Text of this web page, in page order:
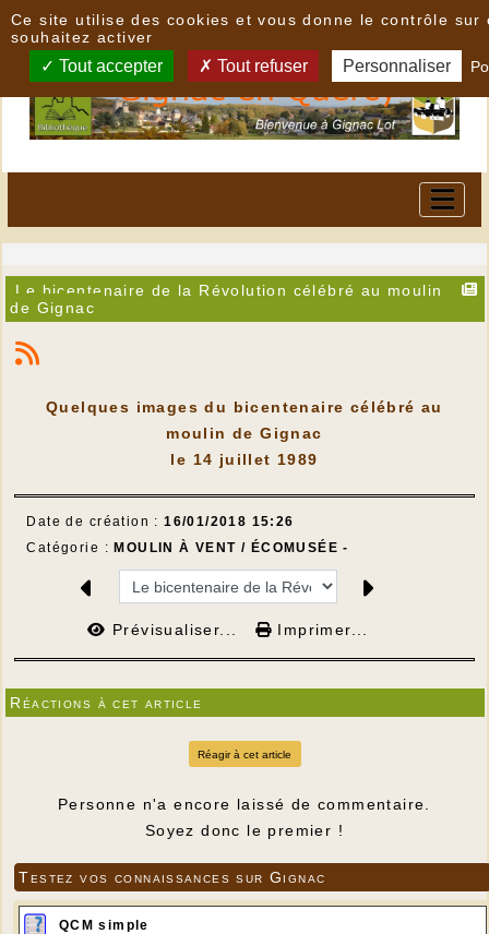
Le bicentenaire de la Révolution célébré au moulin
de Gignac
Quelques images du bicentenaire célébré au
moulin de Gignac
le 14 juillet 1989
Date de création :16/01/2018 15:26
Catégorie : MOULIN À VENT / ÉCOMUSÉE -
Prévisualiser... Imprimer...
Réactions à cet article
Réagir à cet article
Personne n'a encore laissé de commentaire.
Soyez donc le premier !
Testez vos connaissances sur Gignac
QCM simple
Ce site utilise des cookies et vous donne le contrôle sur
souhaitez activer
Tout accepter Tout refuser Personnaliser